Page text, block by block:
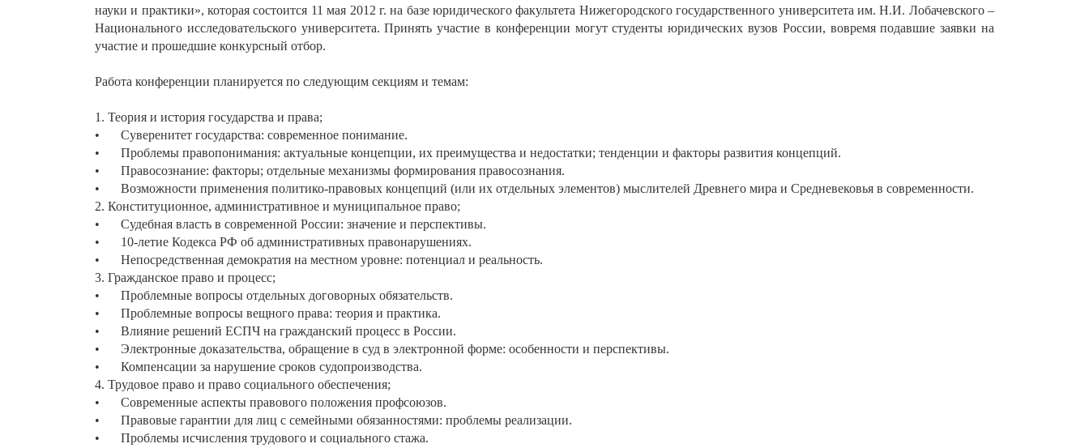
науки и практики», которая состоится 11 мая 2012 г. на базе юридического факультета Нижегородского государственного университета им. Н.И. Лобачевского –
Национального исследовательского университета. Принять участие в конференции могут студенты юридических вузов России, вовремя подавшие заявки на
участие и прошедшие конкурсный отбор.
Работа конференции планируется по следующим секциям и темам:
1. Теория и история государства и права;
•
Суверенитет государства: современное понимание.
•
Проблемы правопонимания: актуальные концепции, их преимущества и недостатки; тенденции и факторы развития концепций.
•
Правосознание: факторы; отдельные механизмы формирования правосознания.
•
Возможности применения политико-правовых концепций (или их отдельных элементов) мыслителей Древнего мира и Средневековья в современности.
2. Конституционное, административное и муниципальное право;
•
Судебная власть в современной России: значение и перспективы.
•
10-летие Кодекса РФ об административных правонарушениях.
•
Непосредственная демократия на местном уровне: потенциал и реальность.
3. Гражданское право и процесс;
•
Проблемные вопросы отдельных договорных обязательств.
•
Проблемные вопросы вещного права: теория и практика.
•
Влияние решений ЕСПЧ на гражданский процесс в России.
•
Электронные доказательства, обращение в суд в электронной форме: особенности и перспективы.
•
Компенсации за нарушение сроков судопроизводства.
4. Трудовое право и право социального обеспечения;
•
Современные аспекты правового положения профсоюзов.
•
Правовые гарантии для лиц с семейными обязанностями: проблемы реализации.
•
Проблемы исчисления трудового и социального стажа.